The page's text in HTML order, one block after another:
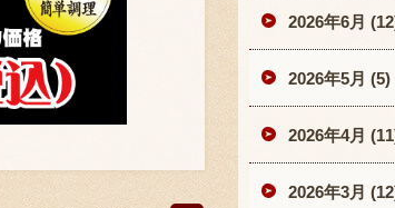
2026年6月
2026年5月 (5)
2026年4月
2026年3月